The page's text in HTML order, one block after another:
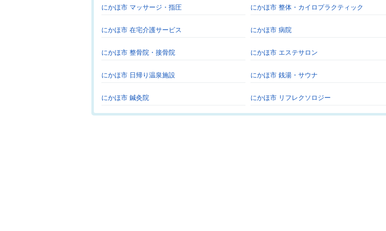
にかほ市 マッサージ・指圧 にかほ市 整体・カイロプラクティック
にかほ市 在宅介護サービス にかほ市 病院
にかほ市 整骨院・接骨院 にかほ市 エステサロン
にかほ市 日帰り温泉施設 にかほ市 銭湯・サウナ
にかほ市 鍼灸院 にかほ市 リフレクソロジー